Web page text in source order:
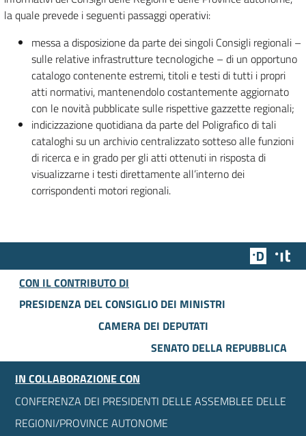
la quale prevede i seguenti passaggi operativi:
messa a disposizione da parte dei singoli Consigli regionali –
sulle relative infrastrutture tecnologiche – di un opportuno
catalogo contenente estremi, titoli e testi di tutti i propri
atti normativi, mantenendolo costantemente aggiornato
con le novità pubblicate sulle rispettive gazzette regionali;
indicizzazione quotidiana da parte del Poligrafico di tali
cataloghi su un archivio centralizzato sotteso alle funzioni
di ricerca e in grado per gli atti ottenuti in risposta di
visualizzarne i testi direttamente all’interno dei
corrispondenti motori regionali.
Team
CON IL CONTRIBUTO DI
PRESIDENZA DEL CONSIGLIO DEI MINISTRI
CAMERA DEI DEPUTATI
SENATO DELLA REPUBBLICA
IN COLLABORAZIONE CON
CONFERENZA DEI PRESIDENTI DELLE ASSEMBLEE DELLE
REGIONI/PROVINCE AUTONOME